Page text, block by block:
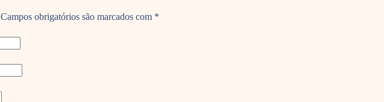
Campos obrigatórios são marcados com *